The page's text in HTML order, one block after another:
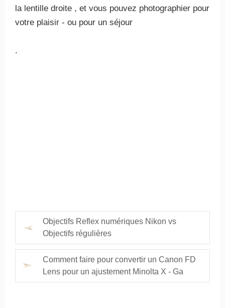
la lentille droite , et vous pouvez photographier pour
votre plaisir - ou pour un séjour
.
Objectifs Reflex numériques Nikon vs
Objectifs régulières
Comment faire pour convertir un Canon FD
Lens pour un ajustement Minolta X - Ga